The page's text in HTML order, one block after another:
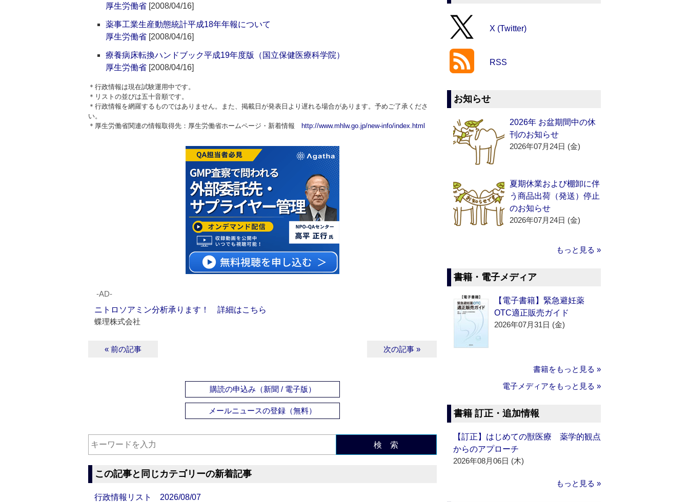
厚生労働省 [2008/04/16]
薬事工業生産動態統計平成18年年報について
厚生労働省 [2008/04/16]
療養病床転換ハンドブック平成19年度版（国立保健医療科学院）
厚生労働省 [2008/04/16]
＊行政情報は現在試験運用中です。
＊リストの並びは五十音順です。
＊行政情報を網羅するものではありません。また、掲載日が発表日より遅れる場合があります。予めご了承くださ
い。
＊厚生労働省関連の情報取得先：厚生労働省ホームページ・新着情報
http://www.mhlw.go.jp/new-info/index.html
‐AD‐
ニトロソアミン分析承ります！ 詳細はこちら
蝶理株式会社
« 前の記事 次の記事 »
購読の申込み（新聞 / 電子版）
メールニュースの登録（無料）
検 索
この記事と同じカテゴリーの新着記事
行政情報リスト 2026/08/07
X (Twitter)
RSS
お知らせ
2026年 お盆期間中の休
刊のお知らせ
2026年07月24日 (金)
夏期休業および棚卸に伴
う商品出荷（発送）停止
のお知らせ
2026年07月24日 (金)
もっと見る »
書籍・電子メディア
【電子書籍】緊急避妊薬
OTC適正販売ガイド
2026年07月31日 (金)
書籍をもっと見る »
電子メディアをもっと見る »
書籍 訂正・追加情報
【訂正】はじめての獣医療 薬学的観点
からのアプローチ
2026年08月06日 (木)
もっと見る »